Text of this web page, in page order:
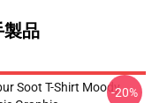
製品
Soot T-Shirt Moody-20%